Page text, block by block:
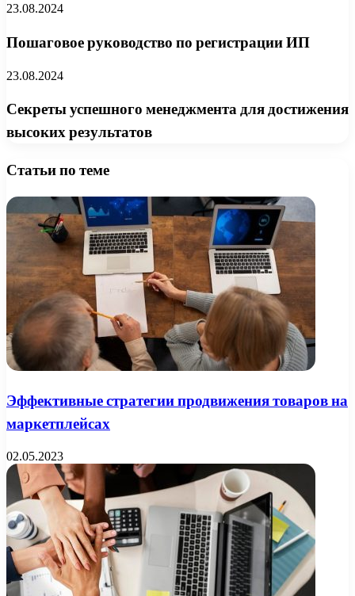
23.08.2024
Пошаговое руководство по регистрации ИП
23.08.2024
Секреты успешного менеджмента для достижения
высоких результатов
Статьи по теме
Эффективные стратегии продвижения товаров на
маркетплейсах
02.05.2023